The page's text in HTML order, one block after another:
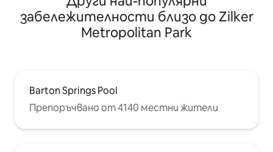
забележителности близо до Zilker
Metropolitan Park
Barton Springs Pool
Препоръчвано от 4140 местни жители